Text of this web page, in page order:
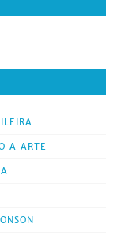
A ARTE